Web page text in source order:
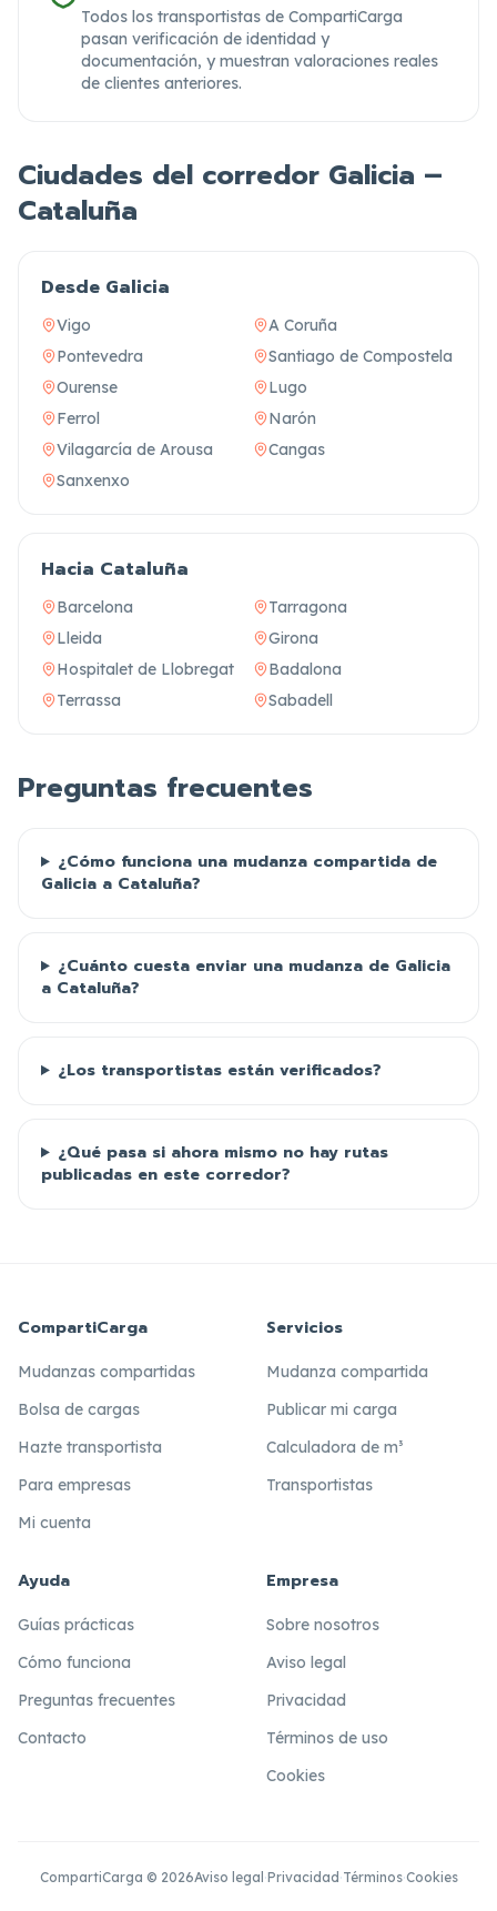
Todos los transportistas de CompartiCarga
pasan verificación de identidad y
documentación, y muestran valoraciones reales
de clientes anteriores.
Ciudades del corredor Galicia –
Cataluña
Desde Galicia
Vigo
A Coruña
Pontevedra
Santiago de Compostela
Ourense
Lugo
Ferrol
Narón
Vilagarcía de Arousa
Cangas
Sanxenxo
Hacia Cataluña
Barcelona
Tarragona
Lleida
Girona
Hospitalet de Llobregat
Badalona
Terrassa
Sabadell
Preguntas frecuentes
¿Cómo funciona una mudanza compartida de
Galicia a Cataluña?
¿Cuánto cuesta enviar una mudanza de Galicia
a Cataluña?
¿Los transportistas están verificados?
¿Qué pasa si ahora mismo no hay rutas
publicadas en este corredor?
CompartiCarga
Mudanzas compartidas
Bolsa de cargas
Hazte transportista
Para empresas
Mi cuenta
Servicios
Mudanza compartida
Publicar mi carga
Calculadora de m³
Transportistas
Ayuda
Guías prácticas
Cómo funciona
Preguntas frecuentes
Contacto
Empresa
Sobre nosotros
Aviso legal
Privacidad
Términos de uso
Cookies
CompartiCarga © 2026Aviso legal ·Privacidad ·Términos·Cookies